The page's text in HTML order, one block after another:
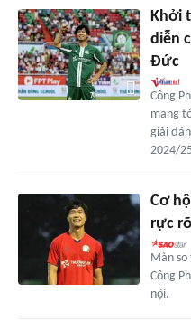
Khởi
diễn
Đức
Công
mang
giải
2024/
Cơ
rực
Màn
Công
nội.